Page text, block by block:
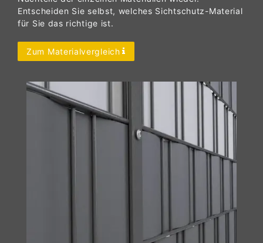
Entscheiden Sie selbst, welches Sichtschutz-Material
für Sie das richtige ist.
Zum Materialvergleich